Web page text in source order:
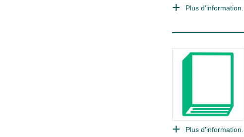
Plus d'information...
Plus d'information...